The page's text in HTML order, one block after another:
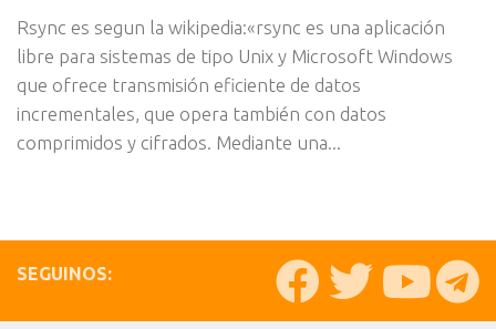
Rsync es segun la wikipedia:«rsync es una aplicación
libre para sistemas de tipo Unix y Microsoft Windows
que ofrece transmisión eficiente de datos
incrementales, que opera también con datos
comprimidos y cifrados. Mediante una...
SEGUINOS: